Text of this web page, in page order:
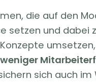
die auf den
setzen und dabei
weniger
sich auch im